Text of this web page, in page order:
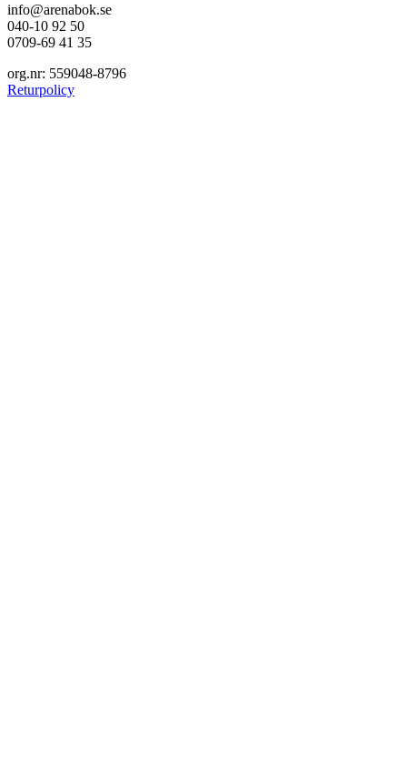
info@arenabok.se
040-10 92 50
0709-69 41 35
org.nr: 559048-8796
Returpolicy